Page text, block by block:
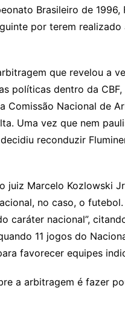
Brasileiro de
por terem
que revelou a
políticas dentro da
Comissão Nacional de
Uma vez que nem
reconduzir
juiz Marcelo Kozlowski
no caso, o
caráter nacional”,
11 jogos do
favorecer equipes
a arbitragem é fazer